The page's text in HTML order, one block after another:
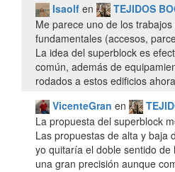
Isaolf en TEJIDOS
Me parece uno de los
fundamentales (accesos,
La idea del superblock es
común, además de
rodados a estos edificios
VicenteGran en
La propuesta del superblock
Las propuestas de alta y baja
yo quitaría el doble sentido
una gran precisión aunque